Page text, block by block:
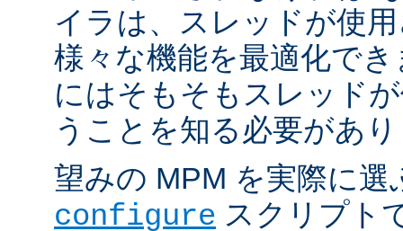
イラは、スレッドが使
様々な機能を最適化で
にはそもそもスレッド
うことを知る必要があ
望みの MPM を実際に選
configure スクリプト